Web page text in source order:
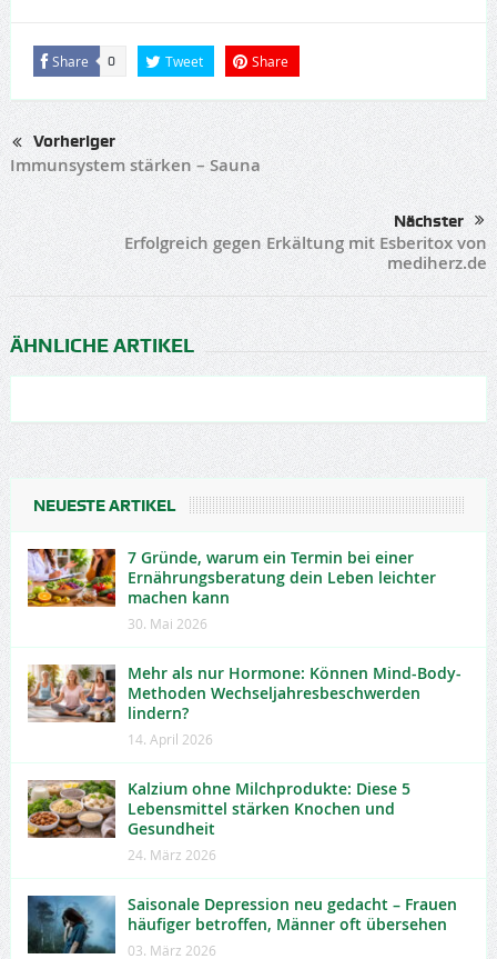
Share 0 Tweet Share
Vorheriger
Immunsystem stärken – Sauna
Nächster
Erfolgreich gegen Erkältung mit Esberitox von
mediherz.de
ÄHNLICHE ARTIKEL
NEUESTE ARTIKEL
7 Gründe, warum ein Termin bei einer
Ernährungsberatung dein Leben leichter
machen kann
30. Mai 2026
Mehr als nur Hormone: Können Mind-Body-
Methoden Wechseljahresbeschwerden
lindern?
14. April 2026
Kalzium ohne Milchprodukte: Diese 5
Lebensmittel stärken Knochen und
Gesundheit
24. März 2026
Saisonale Depression neu gedacht – Frauen
häufiger betroffen, Männer oft übersehen
03. März 2026